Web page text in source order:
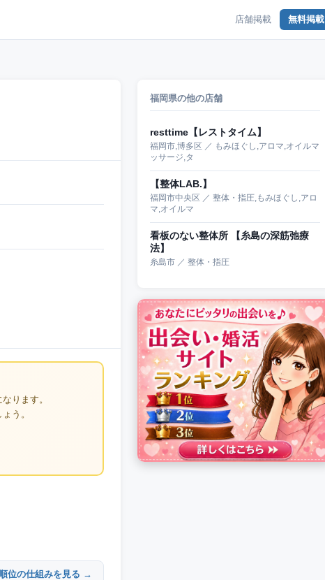
店舗掲載 無料掲載
ります。
う。
順位の仕組みを見る →
福岡県の他の店舗
resttime【レストタイム】
福岡市,博多区 ／ もみほぐし,アロマ,オイルマ
ッサージ,タ
【整体LAB.】
福岡市中央区 ／ 整体・指圧,もみほぐし,アロ
マ,オイルマ
看板のない整体所 【糸島の深筋弛療
法】
糸島市 ／ 整体・指圧